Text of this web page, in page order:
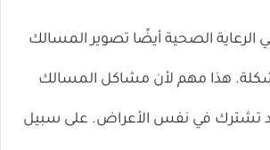
الصحية أيضًا تصوير المسالك
هذا مهم لأن مشاكل المسالك
قد تشترك في نفس الأعراض. على سبيل